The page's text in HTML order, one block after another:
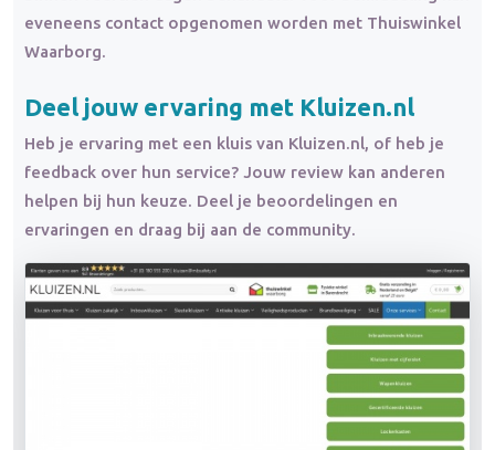
eveneens contact opgenomen worden met Thuiswinkel
Waarborg.
Deel jouw ervaring met Kluizen.nl
Heb je ervaring met een kluis van Kluizen.nl, of heb je
feedback over hun service? Jouw review kan anderen
helpen bij hun keuze. Deel je beoordelingen en
ervaringen en draag bij aan de community.